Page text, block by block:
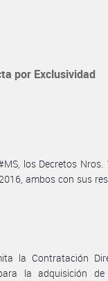
por Exclusividad
los Decretos Nros.
ambos con sus
la Contratación
la adquisición de